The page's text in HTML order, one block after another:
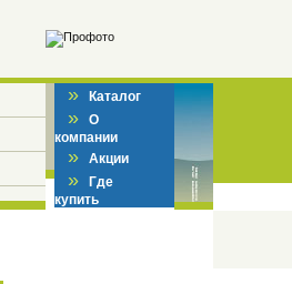
» Каталог
» О
компании
» Акции
» Где
купить